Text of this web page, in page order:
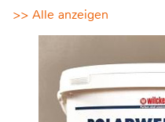
>> Alle anzeigen